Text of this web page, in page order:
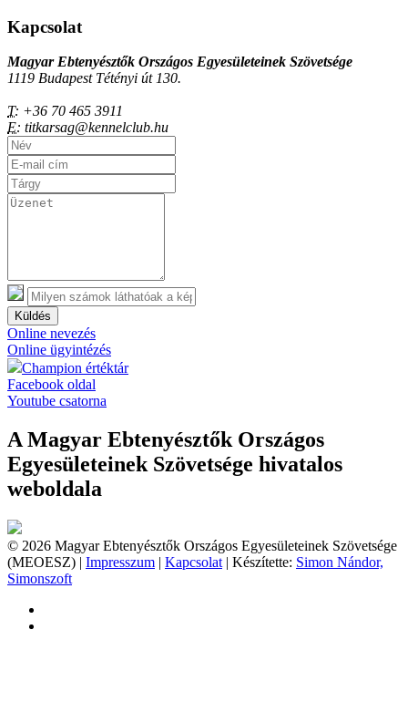
Kapcsolat
Magyar Ebtenyésztők Országos Egyesületeinek Szövetsége
1119 Budapest Tétényi út 130.
T: +36 70 465 3911
E: titkarsag@kennelclub.hu
Küldés
Online nevezés
Online ügyintézés
Champion értéktár
Facebook oldal
Youtube csatorna
A Magyar Ebtenyésztők Országos
Egyesületeinek Szövetsége hivatalos
weboldala
© 2026 Magyar Ebtenyésztők Országos Egyesületeinek Szövetsége
(MEOESZ) | Impresszum | Kapcsolat | Készítette: Simon Nándor,
Simonszoft